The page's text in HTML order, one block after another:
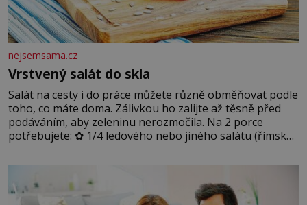
nejsemsama.cz
Vrstvený salát do skla
Salát na cesty i do práce můžete různě obměňovat podle
toho, co máte doma. Zálivkou ho zalijte až těsně před
podáváním, aby zeleninu nerozmočila. Na 2 porce
potřebujete: ✿ 1/4 ledového nebo jiného salátu (římský
okurky ✿ 2 rajčata Zálivka: ✿ 4 lžíce olivového oleje ✿ 1
lžíci citronové šťávy ✿ ½ stroužku